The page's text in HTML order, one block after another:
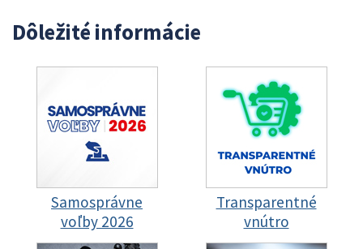
Dôležité informácie
Samosprávne
voľby 2026
Transparentné
vnútro